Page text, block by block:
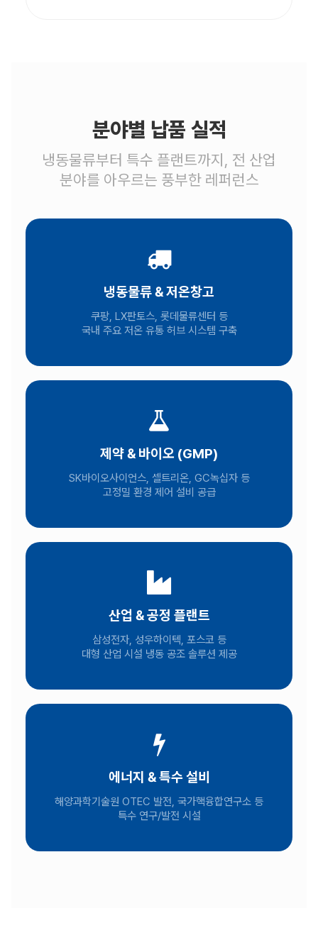
분야별 납품 실적
냉동물류부터 특수 플랜트까지, 전 산업
분야를 아우르는 풍부한 레퍼런스
냉동물류 & 저온창고
쿠팡, LX판토스, 롯데물류센터 등
국내 주요 저온 유통 허브 시스템 구축
제약 & 바이오 (GMP)
SK바이오사이언스, 셀트리온, GC녹십자 등
고정밀 환경 제어 설비 공급
산업 & 공정 플랜트
삼성전자, 성우하이텍, 포스코 등
대형 산업 시설 냉동 공조 솔루션 제공
에너지 & 특수 설비
해양과학기술원 OTEC 발전, 국가핵융합연구소 등
특수 연구/발전 시설